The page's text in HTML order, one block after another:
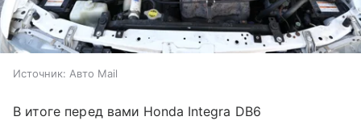
Источник: Авто Mail
В итоге перед вами Honda Integra DB6